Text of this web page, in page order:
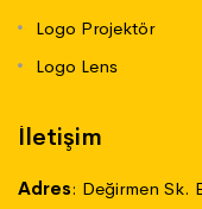
Logo Projektör
Logo Lens
İletişim
Adres: Değirmen Sk.